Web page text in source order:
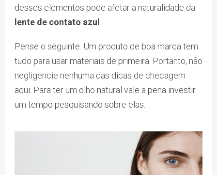
desses elementos pode afetar a naturalidade da
lente de contato azul
Pense o seguinte. Um produto de boa marca tem
tudo para usar materiais de primeira. Portanto, não
negligencie nenhuma das dicas de checagem
aqui. Para ter um olho natural vale a pena investir
um tempo pesquisando sobre elas.